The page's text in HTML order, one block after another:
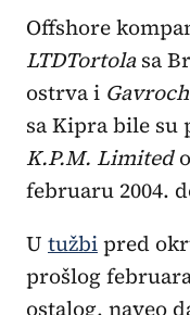
Offshore
LTDTortolasa
ostrva i
sa Kipra bile
K.P.M. Limited
februaru 2004.
U tužbipred
prošlog
ostalog, naveo